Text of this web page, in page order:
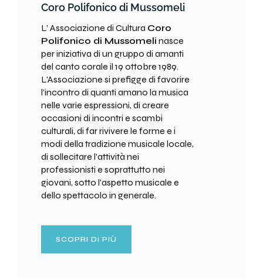
Coro Polifonico di Mussomeli
L’ Associazione di Cultura Coro
Polifonico di Mussomeli nasce
per iniziativa di un gruppo di amanti
del canto corale il 19 ottobre 1989.
L’Associazione si prefigge di favorire
l’incontro di quanti amano la musica
nelle varie espressioni, di creare
occasioni di incontri e scambi
culturali, di far rivivere le forme e i
modi della tradizione musicale locale,
di sollecitare l’attività nei
professionisti e soprattutto nei
giovani, sotto l’aspetto musicale e
dello spettacolo in generale.
SCOPRI DI PIÙ